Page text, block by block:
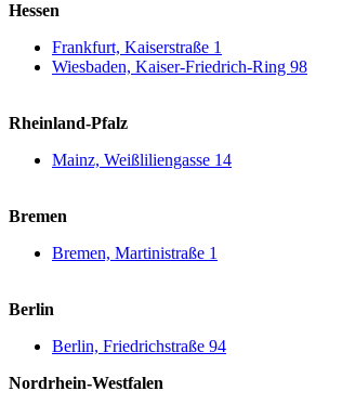
Hessen
Frankfurt, Kaiserstraße 1
Wiesbaden, Kaiser-Friedrich-Ring 98
Rheinland-Pfalz
Mainz, Weißliliengasse 14
Bremen
Bremen, Martinistraße 1
Berlin
Berlin, Friedrichstraße 94
Nordrhein-Westfalen